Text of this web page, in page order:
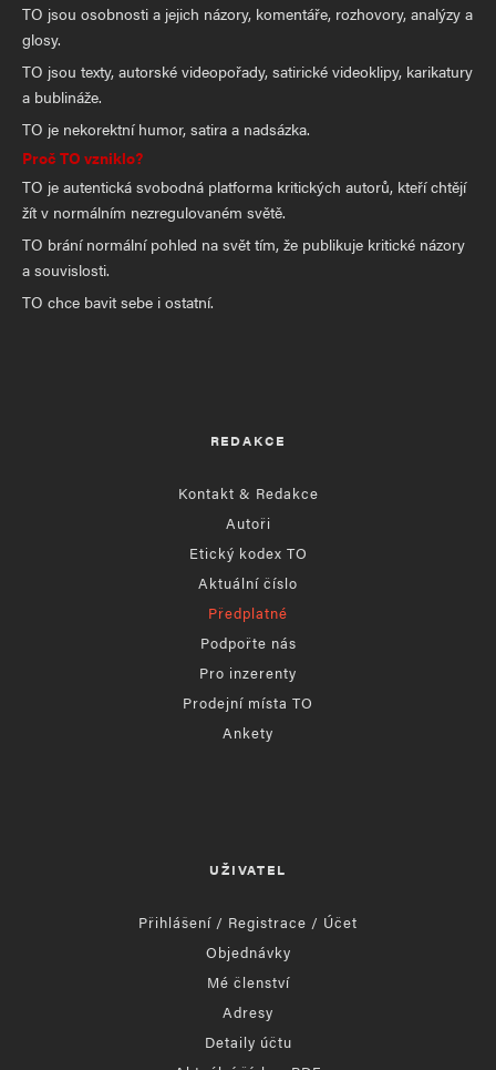
TO jsou osobnosti a jejich názory, komentáře, rozhovory, analýzy a
glosy.
TO jsou texty, autorské videopořady, satirické videoklipy, karikatury
a bublináže.
TO je nekorektní humor, satira a nadsázka.
Proč TO vzniklo?
TO je autentická svobodná platforma kritických autorů, kteří chtějí
žít v normálním nezregulovaném světě.
TO brání normální pohled na svět tím, že publikuje kritické názory
a souvislosti.
TO chce bavit sebe i ostatní.
REDAKCE
Kontakt & Redakce
Autoři
Etický kodex TO
Aktuální číslo
Předplatné
Podpořte nás
Pro inzerenty
Prodejní místa TO
Ankety
UŽIVATEL
Přihlášení / Registrace / Účet
Objednávky
Mé členství
Adresy
Detaily účtu